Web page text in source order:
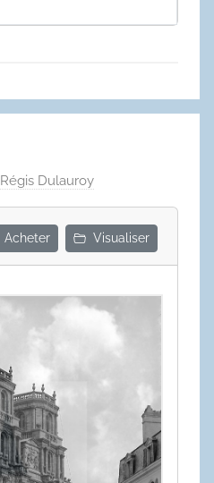
Régis Dulauroy
Acheter Visualiser